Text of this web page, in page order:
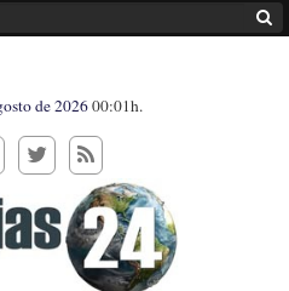
de 202600:01h.